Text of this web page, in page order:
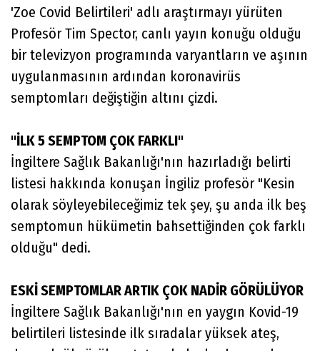
'Zoe Covid Belirtileri' adlı araştırmayı yürüten
Profesör Tim Spector, canlı yayın konuğu olduğu
bir televizyon programında varyantların ve aşının
uygulanmasının ardından koronavirüs
semptomları değiştiğin altını çizdi.
"İLK 5 SEMPTOM ÇOK FARKLI"
İngiltere Sağlık Bakanlığı'nın hazırladığı belirti
listesi hakkında konuşan İngiliz profesör "Kesin
olarak söyleyebileceğimiz tek şey, şu anda ilk beş
semptomun hükümetin bahsettiğinden çok farklı
olduğu" dedi.
ESKİ SEMPTOMLAR ARTIK ÇOK NADİR GÖRÜLÜYOR
İngiltere Sağlık Bakanlığı'nın en yaygın Kovid-19
belirtileri listesinde ilk sıradalar yüksek ateş,